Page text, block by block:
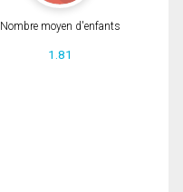
Nombre moyen d'enfants
1.81